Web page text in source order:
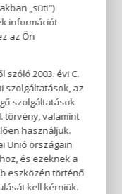
„süti")
információt
az Ön
2003. évi C.
szolgáltatások, az
szolgáltatások
törvény, valamint
használjuk.
Unió országain
és ezeknek a
eszközén történő
kell kérniük.